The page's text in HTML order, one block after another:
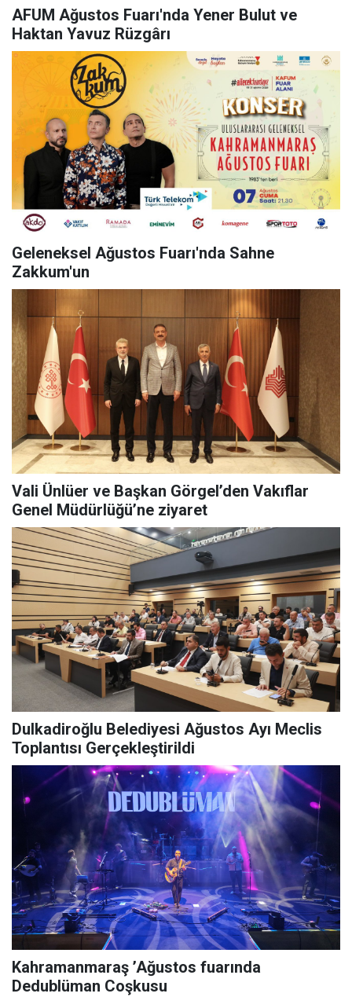
AFUM Ağustos Fuarı'nda Yener Bulut ve
Haktan Yavuz Rüzgârı
Geleneksel Ağustos Fuarı'nda Sahne
Zakkum'un
Vali Ünlüer ve Başkan Görgel’den Vakıflar
Genel Müdürlüğü’ne ziyaret
Dulkadiroğlu Belediyesi Ağustos Ayı Meclis
Toplantısı Gerçekleştirildi
Kahramanmaraş ’Ağustos fuarında
Dedublüman Coşkusu